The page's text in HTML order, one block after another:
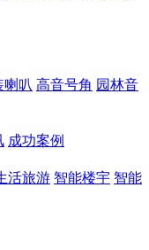
喇叭 高音号角 园林音
成功案例
活旅游 智能楼宇 智能